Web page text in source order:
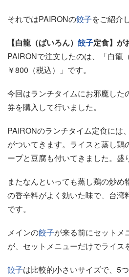
それではPAIRONの餃子をご紹介
【白龍（ぱいろん） 餃子定食】が
PAIRONで注文したのは、「白龍
￥800（税込）」です。
今回はランチタイムにお邪魔した
券を購入して行いました。
PAIRONのランチタイム定食には
がついてきます。ライスと蒸し鶏
ープと豆腐も付いてきました。盛
またなんといっても蒸し鶏の炒
の香辛料がよく効いた味で、台湾
です。
メインの餃子が来る前にセットメ
が、セットメニューだけでライス
餃子は比較的小さいサイズで、5